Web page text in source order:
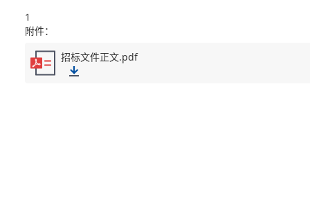
1
附件：
招标文件正文.pdf